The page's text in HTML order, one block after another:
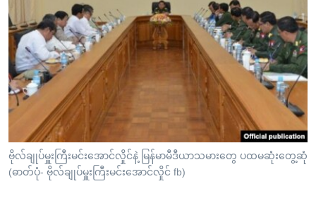
ကျော်
ကြည့်
ရန်
ပင်မ
အ
ညွန်း
စာမျက်နှာ
သို့
ကျော်
အမေရိကန်သုံးအီဒီယံ
မကြေးမုံရဲ့ အင်္ဂလိပ်စာ
ရုပ်ရှင်ထဲက အင်္ဂလိပ်စာ
သုတပဒေသာ အင်္ဂလိပ်စာ
အပတ်စဉ်ကဏ္ဍများ
ရေဒီယို
တီဗွီ
ရေဒီယိုနှင့်ရုပ်သံ အချက်အလက်များ
ရေဒီယို/တီဗွီအစီအစဉ်
Learning English
ဗွီအိုအေ လူမှုကွန်ယက်များ
ဗိုလ်ချုပ်မှူးကြီးမင်းအောင်လှိုင်နဲ့ မြန်မာမီဒီယာသမားတွေ ပထမဆုံးတွေ့ဆုံ
(ဓာတ်ပုံ- ဗိုလ်ချုပ်မှူးကြီးမင်းအောင်လှိုင် fb)